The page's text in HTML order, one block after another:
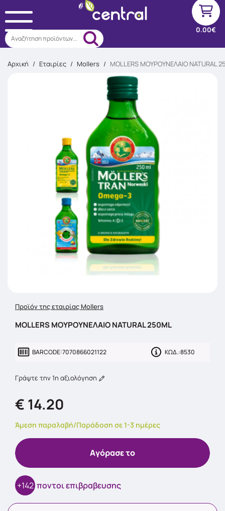
Αναζήτηση προϊόντων...
0.00€
Αρχική / Εταιρίες / Mollers / MOLLERS ΜΟΥΡΟΥΝΕΛΑΙΟ NATURAL
Προϊόν της εταιρίας Mollers
MOLLERS ΜΟΥΡΟΥΝΕΛΑΙΟ NATURAL 250ML
BARCODE:7070866021122 ΚΩΔ.:8530
Γράψτε την 1η αξιολόγηση
€ 14.20
Άμεση παραλαβή/Παράδοση σε 1-3 ημέρες
Aγόρασε το
+142 ποντοι επιβραβευσης